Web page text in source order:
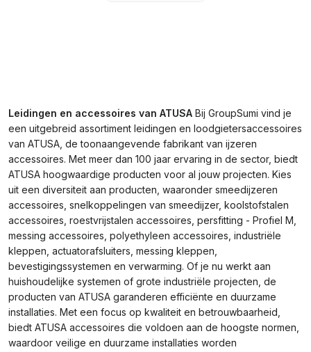
Leidingen en accessoires van ATUSA Bij GroupSumi vind je
een uitgebreid assortiment leidingen en loodgietersaccessoires
van ATUSA, de toonaangevende fabrikant van ijzeren
accessoires. Met meer dan 100 jaar ervaring in de sector, biedt
ATUSA hoogwaardige producten voor al jouw projecten. Kies
uit een diversiteit aan producten, waaronder smeedijzeren
accessoires, snelkoppelingen van smeedijzer, koolstofstalen
accessoires, roestvrijstalen accessoires, persfitting - Profiel M,
messing accessoires, polyethyleen accessoires, industriële
kleppen, actuatorafsluiters, messing kleppen,
bevestigingssystemen en verwarming. Of je nu werkt aan
huishoudelijke systemen of grote industriële projecten, de
producten van ATUSA garanderen efficiënte en duurzame
installaties. Met een focus op kwaliteit en betrouwbaarheid,
biedt ATUSA accessoires die voldoen aan de hoogste normen,
waardoor veilige en duurzame installaties worden